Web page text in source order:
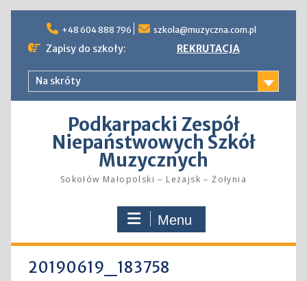
content
+48 604 888 796 szkola@muzyczna.com.pl
Zapisy do szkoły: REKRUTACJA
Na skróty
Podkarpacki Zespół
Niepaństwowych Szkół
Muzycznych
Sokołów Małopolski – Leżajsk – Żołynia
Menu
20190619_183758